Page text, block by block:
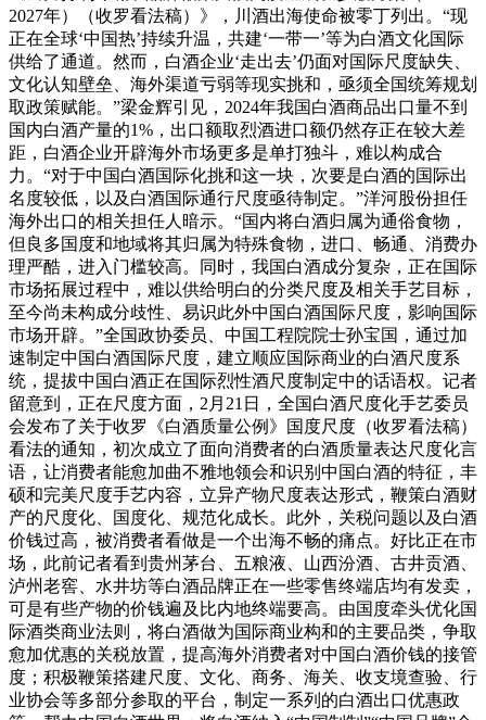
2027年）（收罗看法稿）》，川酒出海使命被零丁列出。“现
正在全球‘中国热’持续升温，共建‘一带一’等为白酒文化国际
供给了通道。然而，白酒企业‘走出去’仍面对国际尺度缺失、
文化认知壁垒、海外渠道亏弱等现实挑和，亟须全国统筹规划
取政策赋能。”梁金辉引见，2024年我国白酒商品出口量不到
国内白酒产量的1%，出口额取烈酒进口额仍然存正在较大差
距，白酒企业开辟海外市场更多是单打独斗，难以构成合
力。“对于中国白酒国际化挑和这一块，次要是白酒的国际出
名度较低，以及白酒国际通行尺度亟待制定。”洋河股份担任
海外出口的相关担任人暗示。“国内将白酒归属为通俗食物，
但良多国度和地域将其归属为特殊食物，进口、畅通、消费办
理严酷，进入门槛较高。同时，我国白酒成分复杂，正在国际
市场拓展过程中，难以供给明白的分类尺度及相关手艺目标，
至今尚未构成分歧性、易识此外中国白酒国际尺度，影响国际
市场开辟。”全国政协委员、中国工程院院士孙宝国，通过加
速制定中国白酒国际尺度，建立顺应国际商业的白酒尺度系
统，提拔中国白酒正在国际烈性酒尺度制定中的话语权。记者
留意到，正在尺度方面，2月21日，全国白酒尺度化手艺委员
会发布了关于收罗《白酒质量公例》国度尺度（收罗看法稿）
看法的通知，初次成立了面向消费者的白酒质量表达尺度化言
语，让消费者能愈加曲不雅地领会和识别中国白酒的特征，丰
硕和完美尺度手艺内容，立异产物尺度表达形式，鞭策白酒财
产的尺度化、国度化、规范化成长。此外，关税问题以及白酒
价钱过高，被消费者看做是一个出海不畅的痛点。好比正在市
场，此前记者看到贵州茅台、五粮液、山西汾酒、古井贡酒、
泸州老窖、水井坊等白酒品牌正在一些零售终端店均有发卖，
可是有些产物的价钱遍及比内地终端要高。由国度牵头优化国
际酒类商业法则，将白酒做为国际商业构和的主要品类，争取
愈加优惠的关税放置，提高海外消费者对中国白酒价钱的接管
度；积极鞭策搭建尺度、文化、商务、海关、收支境查验、行
业协会等多部分参取的平台，制定一系列的白酒出口优惠政